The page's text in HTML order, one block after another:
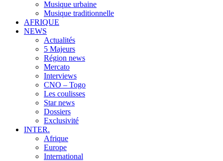
Musique urbaine
Musique traditionnelle
AFRIQUE
NEWS
Actualités
5 Majeurs
Région news
Mercato
Interviews
CNO – Togo
Les coulisses
Star news
Dossiers
Exclusivité
INTER.
Afrique
Europe
International